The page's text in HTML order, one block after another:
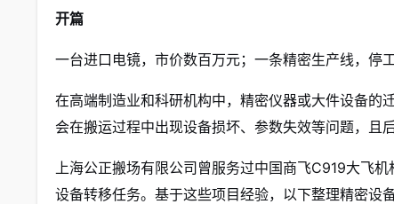
开篇
一台进口电镜，市价数百万元；一条精密生产线，停
在高端制造业和科研机构中，精密仪器或大件设备的
会在搬运过程中出现设备损坏、参数失效等问题，且
上海公正搬场有限公司曾服务过中国商飞C919大飞
设备转移任务。基于这些项目经验，以下整理精密设